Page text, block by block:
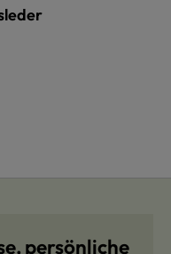
persönliche